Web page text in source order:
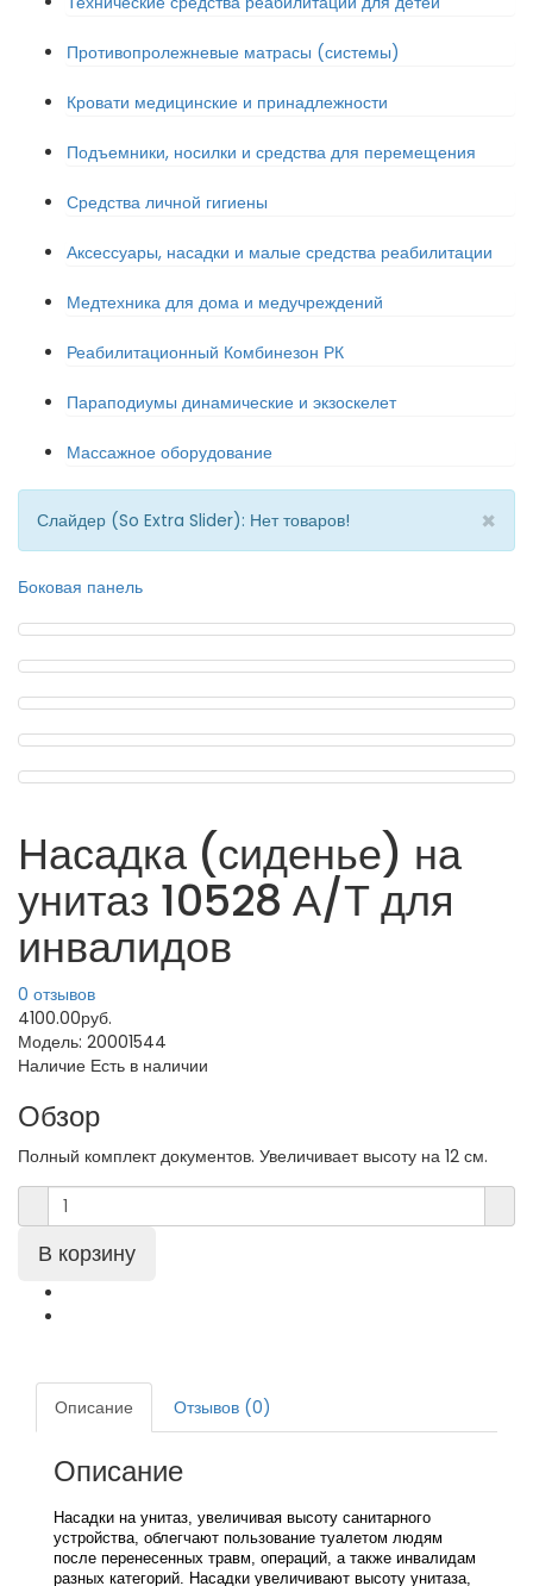
Противопролежневые матрасы (системы)
Кровати медицинские и принадлежности
Подъемники, носилки и средства для перемещения
Средства личной гигиены
Аксессуары, насадки и малые средства реабилитации
Медтехника для дома и медучреждений
Реабилитационный Комбинезон РК
Параподиумы динамические и экзоскелет
Массажное оборудование
Слайдер (So Extra Slider): Нет товаров! ×
Боковая панель
Насадка (сиденье) на
унитаз 10528 А/Т для
инвалидов
0 отзывов
4100.00руб.
Модель: 20001544
Наличие Есть в наличии
Обзор
Полный комплект документов. Увеличивает высоту на 12 см.
Описание Отзывов (0)
Описание
Насадки на унитаз, увеличивая высоту санитарного
устройства, облегчают пользование туалетом людям
после перенесенных травм, операций, а также инвалидам
разных категорий. Насадки увеличивают высоту унитаза,